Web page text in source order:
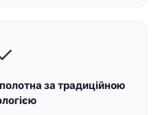
за традиційною